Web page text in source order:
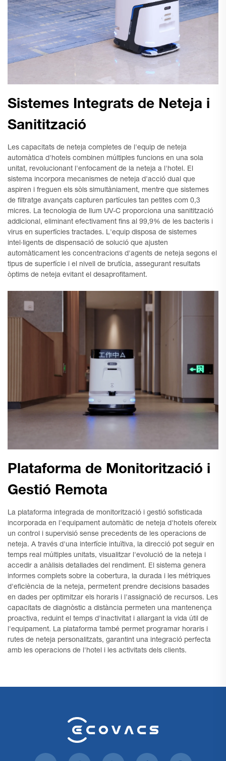
Sistemes Integrats de Neteja i
Sanitització
Les capacitats de neteja completes de l'equip de neteja
automàtica d'hotels combinen múltiples funcions en una sola
unitat, revolucionant l'enfocament de la neteja a l'hotel. El
sistema incorpora mecanismes de neteja d'acció dual que
aspiren i freguen els sòls simultàniament, mentre que sistemes
de filtratge avançats capturen partícules tan petites com 0,3
micres. La tecnologia de llum UV-C proporciona una sanitització
addicional, eliminant efectivament fins al 99,9% de les bacteris i
virus en superfícies tractades. L'equip disposa de sistemes
intel·ligents de dispensació de solució que ajusten
automàticament les concentracions d'agents de neteja segons el
tipus de superfície i el nivell de brutícia, assegurant resultats
òptims de neteja evitant el desaprofitament.
Plataforma de Monitorització i
Gestió Remota
La plataforma integrada de monitorització i gestió sofisticada
incorporada en l'equipament automàtic de neteja d'hotels ofereix
un control i supervisió sense precedents de les operacions de
neteja. A través d'una interfície intuïtiva, la direcció pot seguir en
temps real múltiples unitats, visualitzar l'evolució de la neteja i
accedir a anàlisis detallades del rendiment. El sistema genera
informes complets sobre la cobertura, la durada i les métriques
d'eficiència de la neteja, permetent prendre decisions basades
en dades per optimitzar els horaris i l'assignació de recursos. Les
capacitats de diagnòstic a distància permeten una mantenença
proactiva, reduint el temps d'inactivitat i allargant la vida útil de
l'equipament. La plataforma també permet programar horaris i
rutes de neteja personalitzats, garantint una integració perfecta
amb les operacions de l'hotel i les activitats dels clients.